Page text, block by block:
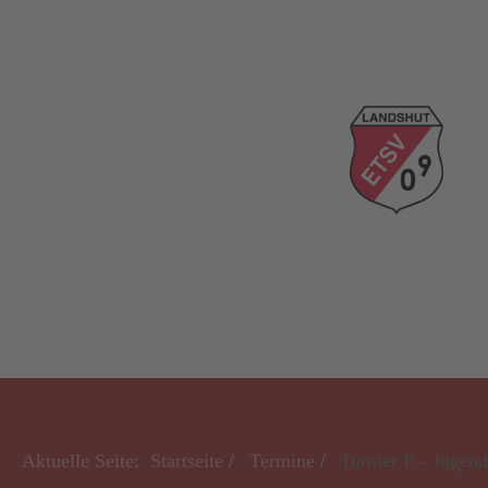
Aktuelle Seite: Startseite Termine Turnier E - Jugend